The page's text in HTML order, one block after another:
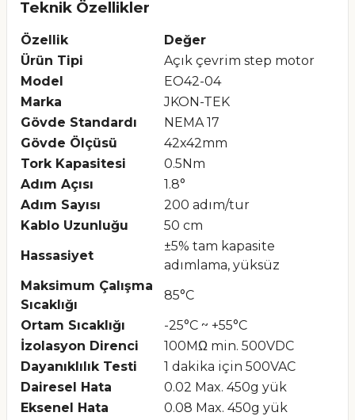
Teknik Özellikler
Özellik
Değer
Ürün Tipi
Açık çevrim step motor
Model
EO42-04
Marka
JKON-TEK
Gövde Standardı
NEMA 17
Gövde Ölçüsü
42x42mm
Tork Kapasitesi
0.5Nm
Adım Açısı
1.8°
Adım Sayısı
200 adım/tur
Kablo Uzunluğu
50 cm
Hassasiyet
±5% tam kapasite
adımlama, yüksüz
Maksimum Çalışma
Sıcaklığı
85°C
Ortam Sıcaklığı
-25°C ~ +55°C
İzolasyon Direnci
100MΩ min. 500VDC
Dayanıklılık Testi
1 dakika için 500VAC
Dairesel Hata
0.02 Max. 450g yük
Eksenel Hata
0.08 Max. 450g yük